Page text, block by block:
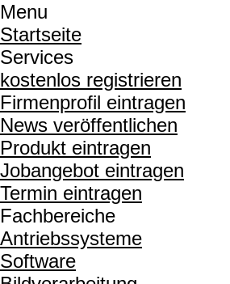
Menu
Startseite
Services
kostenlos registrieren
Firmenprofil eintragen
News veröffentlichen
Produkt eintragen
Jobangebot eintragen
Termin eintragen
Fachbereiche
Antriebssysteme
Software